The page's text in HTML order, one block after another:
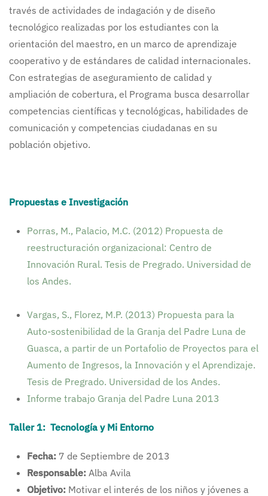
través de actividades de indagación y de diseño
tecnológico realizadas por los estudiantes con la
orientación del maestro, en un marco de aprendizaje
cooperativo y de estándares de calidad internacionales.
Con estrategias de aseguramiento de calidad y
ampliación de cobertura, el Programa busca desarrollar
competencias científicas y tecnológicas, habilidades de
comunicación y competencias ciudadanas en su
población objetivo.
Propuestas e Investigación
Porras, M., Palacio, M.C. (2012) Propuesta de
reestructuración organizacional: Centro de
Innovación Rural. Tesis de Pregrado. Universidad de
los Andes.
Vargas, S., Florez, M.P. (2013) Propuesta para la
Auto-sostenibilidad de la Granja del Padre Luna de
Guasca, a partir de un Portafolio de Proyectos para el
Aumento de Ingresos, la Innovación y el Aprendizaje.
Tesis de Pregrado. Universidad de los Andes.
Informe trabajo Granja del Padre Luna 2013
Taller 1: Tecnología y Mi Entorno
Fecha: 7 de Septiembre de 2013
Responsable: Alba Avila
Objetivo: Motivar el interés de los niños y jóvenes a